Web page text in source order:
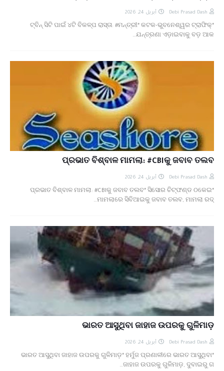
Debi Prasad Dash أبريل 24, 2026
*ଟ୍ବିନ୍‌ ସିଟି ପାଇଁ ୪ଟି ବିକଳ୍ପ ରାସ୍ତା: #ମନ୍ତ୍ରୀ* କଟକ-ଭୁବନେଶ୍ୱର ଟ୍ରାଫିକ୍‌
ଯନ୍ତ୍ରଣା ଏଡ଼ାଇବାକୁ ବଡ଼ ଆକ…
ପ୍ରଭାତ ବିଶ୍ବାଳ ମାମଲା: #CBIକୁ ଜବାବ ତଲବ
Debi Prasad Dash أبريل 24, 2026
*ପ୍ରଭାତ ବିଶ୍ବାଳ ମାମଲା: #CBIକୁ ଜବାବ ତଲବ* ସିସୋର ଚିଟ୍‌ଫଣ୍ଡ ଠକେଇ
ମାମଲାରେ ସିବିଆଇକୁ ଜବାବ ତଲବ, ମାମଲା ରଦ୍…
ଭାରତ ଆସୁଥିବା ଜାହାଜ ଉପରକୁ ଗୁଳିମାଡ଼
Debi Prasad Dash أبريل 24, 2026
*ଭାରତ ଆସୁଥିବା ଜାହାଜ ଉପରକୁ ଗୁଳିମାଡ଼* ହର୍ମୁଜ ପ୍ରଣାଳୀରେ ଭାରତ ଆସୁଥିବା
ଜାହାଜ ଉପରକୁ ଗୁଳିମାଡ଼, ଦୁବାଇରୁ ଗ…